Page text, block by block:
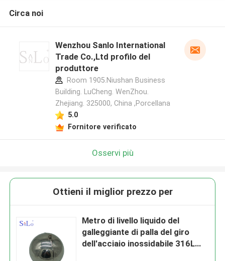
Circa noi
Wenzhou Sanlo International
Trade Co.,Ltd profilo del
produttore
Room 1905.Niushan Business
Building. LuCheng. WenZhou.
Zhejiang. 325000, China ,Porcellana
5.0
Fornitore verificato
Osservi più
Ottieni il miglior prezzo per
Metro di livello liquido del
galleggiante di palla del giro
dell'acciaio inossidabile 316L